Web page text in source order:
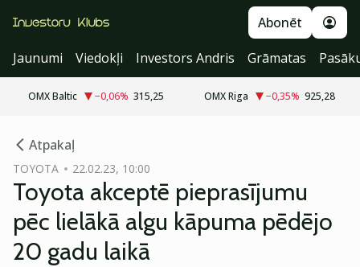
Abonēt
Jaunumi
Viedokļi Investors Andris Grāmatas
OMX Baltic −0,06% 315,25 OMX Riga −0,35% 925,28
Atpakaļ
TOYOTA 22.02.23, 10:00
Toyota akceptē pieprasījumu
pēc lielākā algu kāpuma pēdējo
20 gadu laikā